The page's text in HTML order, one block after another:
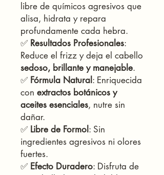
libre de químicos agresivos que
alisa, hidrata y repara
profundamente cada hebra.
✅ Resultados Profesionales:
Reduce el frizz y deja el cabello
sedoso, brillante y manejable.
✅ Fórmula Natural : Enriquecida
con extractos botánicos y
aceites esenciales, nutre sin
dañar.
✅ Libre de Formol : Sin
ingredientes agresivos ni olores
fuertes.
✅ Efecto Duradero: Disfruta de